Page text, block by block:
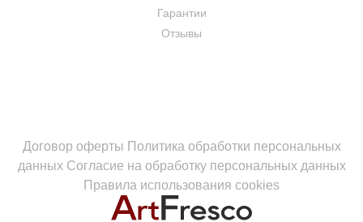
Гарантии
Отзывы
Договор оферты Политика обработки персональных
данных Согласие на обработку персональных данных
Правила использования cookies